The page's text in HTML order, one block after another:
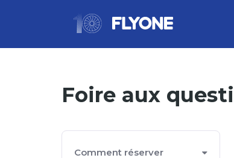
Foire aux
Comment réserver